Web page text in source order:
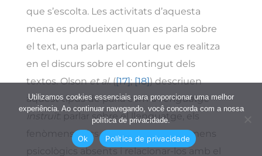
que s’escolta. Les activitats d’aquesta
mena es produeixen quan es parla sobre
el text, una parla particular que es realitza
en el discurs sobre el contingut dels
textos. Olsonet al.([17];[18]) descriuen
aquest tipus de parla com allenguatge
instruït : parlar sobre el llenguatge, els
fenòmens físics o culturals, els fenòmens
psicològics absents i relacionar-los amb el
Utilizamos cookies essenciais para proporcionar uma melhor
experiência. Ao continuar navegando, você concorda com a nossa
política de privacidade.
Ok Política de privacidade